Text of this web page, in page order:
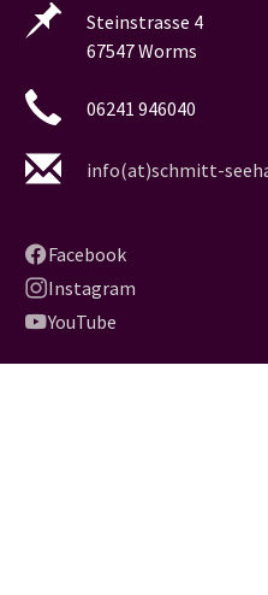
Steinstrasse 4
67547 Worms
06241 946040
info(at)schmitt-
Facebook
Instagram
YouTube